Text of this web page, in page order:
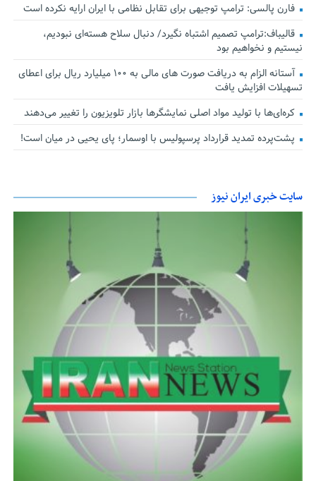
فارن پالسی: ترامپ توجیهی برای تقابل نظامی با ایران ارایه نکرده است
قالیباف:ترامپ تصمیم اشتباه نگیرد/ دنبال سلاح هسته‌ای نبودیم،
نیستیم و نخواهیم بود
آستانه الزام به دریافت صورت های مالی به ۱۰۰ میلیارد ریال برای اعطای
تسهیلات افزایش یافت
کره‌ای‌ها با تولید مواد اصلی نمایشگرها بازار تلویزیون را تغییر می‌دهند
پشت‌پرده تمدید قرارداد پرسپولیس با اوسمار؛ پای یحیی در میان است!
سایت خبری ایران نیوز